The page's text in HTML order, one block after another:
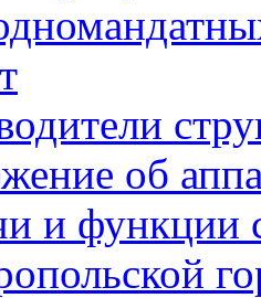
об
и функции